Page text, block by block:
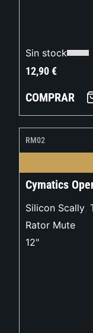
Sin stock
12,90€
COMPRAR
RM02
Cymatics
Silicon Scally,
Rator Mute
12"